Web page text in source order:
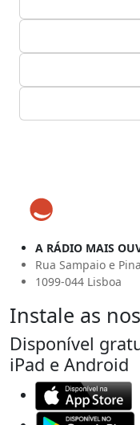
A RÁDIO MAIS
Rua Sampaio e
1099-044 Lisboa
Instale as
Disponível
iPad e Android